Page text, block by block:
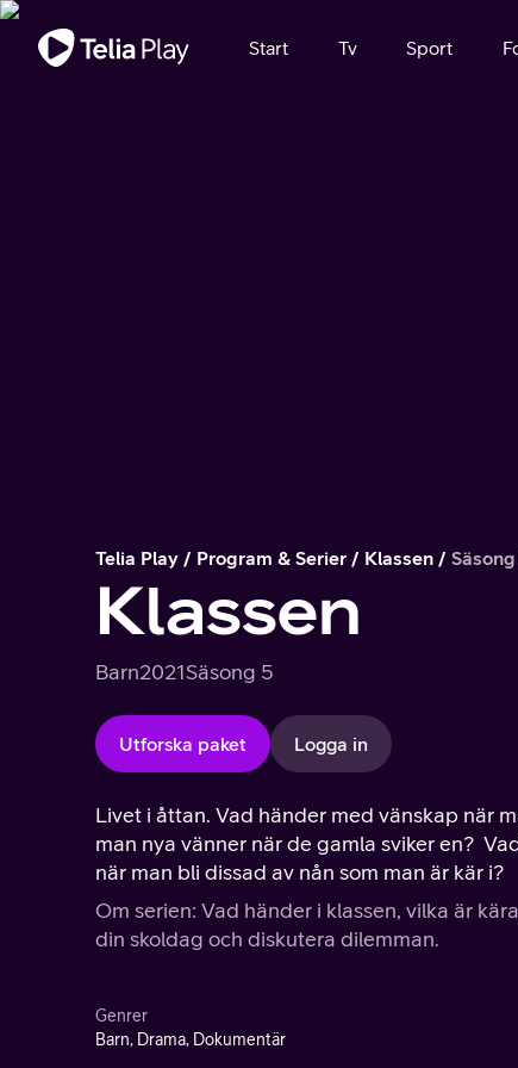
Viktigt meddelande
Start Tv Sport
Telia Play Program & Serier Klassen
Klassen
Barn2021Säsong 5
Utforska paket Logga in
Livet i åttan. Vad händer med vänskap när
man nya vänner när de gamla sviker en?
när man bli dissad av nån som man är kär i?
Om serien: Vad händer i klassen, vilka är
din skoldag och diskutera dilemman.
Genrer
Barn, Drama, Dokumentär